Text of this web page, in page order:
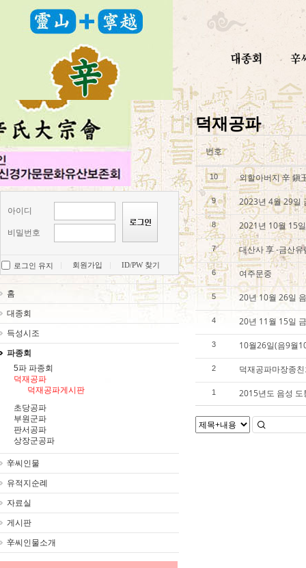
아이디
비밀번호
로그인 유지 회원가입 ID/PW 찾기
홈
대종회
득성시조
파종회
5파 파종회
덕재공파
덕재공파게시판
초당공파
부원군파
판서공파
상장군공파
辛씨인물
유적지순례
자료실
게시판
辛씨인물소개
덕재공파
번호
10 외할아버지 辛 鎭
9 2023년 4월 29일
8 2021년 10월 15
7 대산사 享 -금산
6 여주문중
5 20년 10월 26일
4 20년 11월 15일
3 10월26일(음9월
2 덕재공파마장종
1 2015년도 음성 도